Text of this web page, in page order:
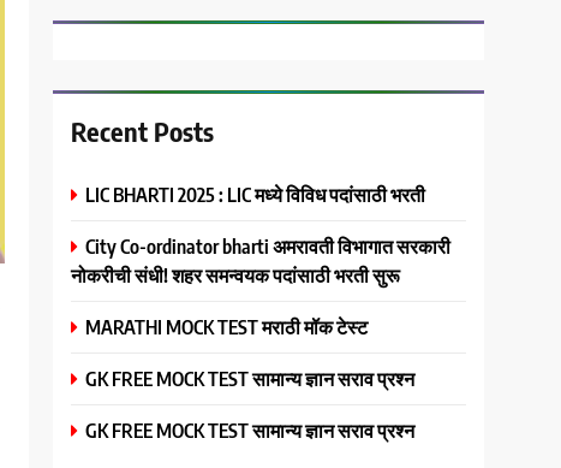
Recent Posts
LIC BHARTI 2025 : LIC मध्ये विविध पदांसाठी भरती
City Co-ordinator bharti अमरावती विभागात सरकारी
नोकरीची संधी! शहर समन्वयक पदांसाठी भरती सुरू
MARATHI MOCK TEST मराठी मॉक टेस्ट
GK FREE MOCK TEST सामान्य ज्ञान सराव प्रश्न
GK FREE MOCK TEST सामान्य ज्ञान सराव प्रश्न